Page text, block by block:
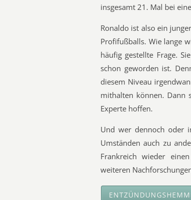
insgesamt 21. Mal bei
Ronaldo ist also ein
Profifußballs. Wie lange
häufig gestellte Frage.
schon geworden ist.
diesem Niveau
mithalten können. Dann
Experte hoffen.
Und wer dennoch oder
Umständen auch zu
Frankreich wieder
weiteren